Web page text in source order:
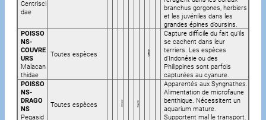
Centrisci
dae
branchus gorgones, herbiers
et les juvéniles dans les
grandes épines d’oursins.
POISSO
NS-
COUVRE
URS
Malacan
thidae
Toutes espèces
Capture difficile du fait qu’ils
se cachent dans leur
terriers. Les espèces
d’Indonésie ou des
Philippines sont parfois
capturées au cyanure.
POISSO
NS-
DRAGO
NS
Pegasid
Toutes espèces
Apparentés aux Syngnathes.
Alimentation de microfaune
benthique. Nécessitent un
aquarium mature.
Supportent mal le transport.